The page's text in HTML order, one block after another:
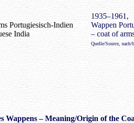
1935–1961,
Wappen
– coat of
Quelle/Source,
Wappens– Meaning/Origin of the